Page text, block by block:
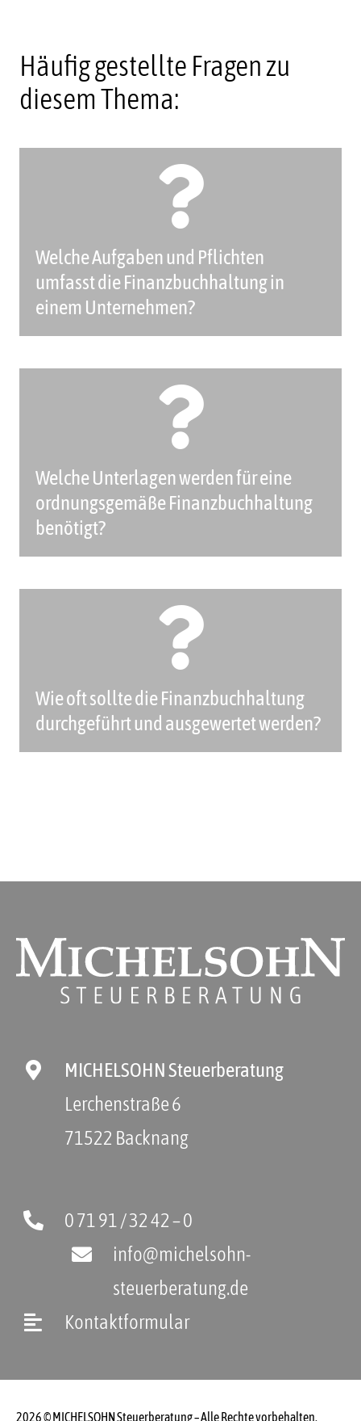
Häufig gestellte Fragen zu
diesem Thema:
Welche Aufgaben und Pflichten
umfasst die Finanzbuchhaltung in
einem Unternehmen?
Welche Unterlagen werden für eine
ordnungsgemäße Finanzbuchhaltung
benötigt?
Wie oft sollte die Finanzbuchhaltung
durchgeführt und ausgewertet werden?
MICHELSOHN Steuerberatung
Lerchenstraße 6
71522 Backnang
0 71 91 / 32 42 – 0
info@michelsohn-
steuerberatung.de
Kontaktformular
2026 © MICHELSOHN Steuerberatung – Alle Rechte vorbehalten.